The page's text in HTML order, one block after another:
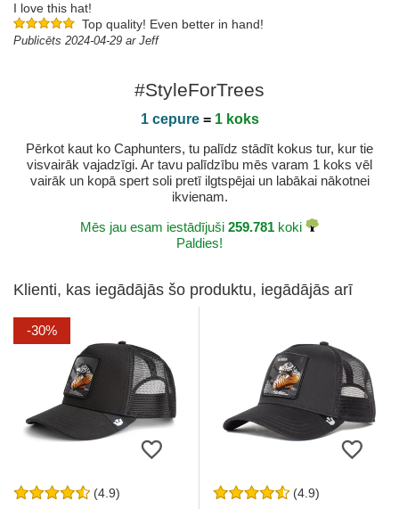
I love this hat!
Top quality! Even better in hand!
Publicēts 2024-04-29 ar Jeff
#StyleForTrees
1 cepure= 1 koks
Pērkot kaut ko Caphunters, tu palīdz stādīt kokus tur, kur tie
visvairāk vajadzīgi. Ar tavu palīdzību mēs varam 1 koks vēl
vairāk un kopā spert soli pretī ilgtspējai un labākai nākotnei
ikvienam.
Mēs jau esam iestādījuši 259.781 koki
Paldies!
Klienti, kas iegādājās šo produktu, iegādājās arī
-30%
(4.9) (4.9)